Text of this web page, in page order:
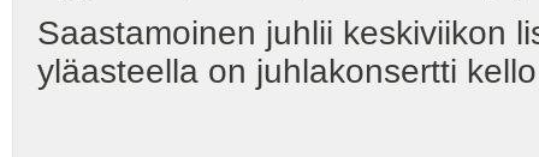
Saastamoinen juhlii keskiviikon
yläasteella on juhlakonsertti